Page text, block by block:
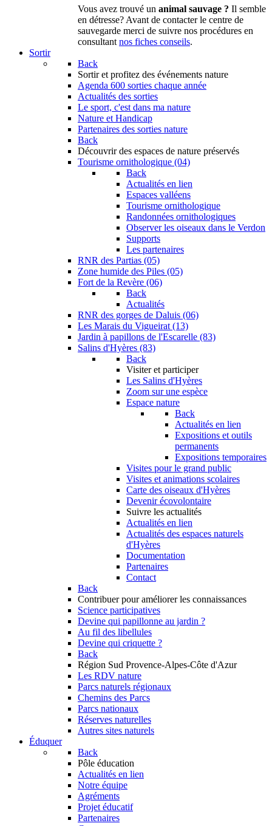
Vous avez trouvé un animal sauvage ? Il semble
en détresse? Avant de contacter le centre de
sauvegarde merci de suivre nos procédures en
consultant nos fiches conseils.
Sortir
Back
Sortir et profitez des événements nature
Agenda 600 sorties chaque année
Actualités des sorties
Le sport, c'est dans ma nature
Nature et Handicap
Partenaires des sorties nature
Back
Découvrir des espaces de nature préservés
Tourisme ornithologique (04)
Back
Actualités en lien
Espaces valléens
Tourisme ornithologique
Randonnées ornithologiques
Observer les oiseaux dans le Verdon
Supports
Les partenaires
RNR des Partias (05)
Zone humide des Piles (05)
Fort de la Revère (06)
Back
Actualités
RNR des gorges de Daluis (06)
Les Marais du Vigueirat (13)
Jardin à papillons de l'Escarelle (83)
Salins d'Hyères (83)
Back
Visiter et participer
Les Salins d'Hyères
Zoom sur une espèce
Espace nature
Back
Actualités en lien
Expositions et outils
permanents
Expositions temporaires
Visites pour le grand public
Visites et animations scolaires
Carte des oiseaux d'Hyères
Devenir écovolontaire
Suivre les actualités
Actualités en lien
Actualités des espaces naturels
d'Hyères
Documentation
Partenaires
Contact
Back
Contribuer pour améliorer les connaissances
Science participatives
Devine qui papillonne au jardin ?
Au fil des libellules
Devine qui criquette ?
Back
Région Sud Provence-Alpes-Côte d'Azur
Les RDV nature
Parcs naturels régionaux
Chemins des Parcs
Parcs nationaux
Réserves naturelles
Autres sites naturels
Éduquer
Back
Pôle éducation
Actualités en lien
Notre équipe
Agréments
Projet éducatif
Partenaires